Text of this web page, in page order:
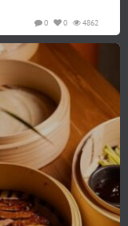
4862
0
0